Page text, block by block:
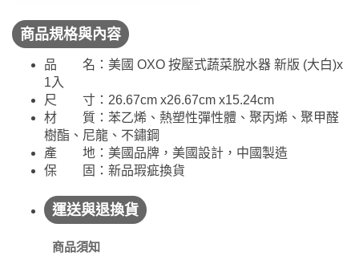
商品規格與內容
品 名：美國 OXO 按壓式蔬菜脫水器 新版 (大白)x
1入
尺 寸：26.67cm x26.67cm x15.24cm
材 質：苯乙烯、熱塑性彈性體、聚丙烯、聚甲醛
樹酯、尼龍、不鏽鋼
產 地：美國品牌，美國設計，中國製造
保 固：新品瑕疵換貨
運送與退換貨
商品須知